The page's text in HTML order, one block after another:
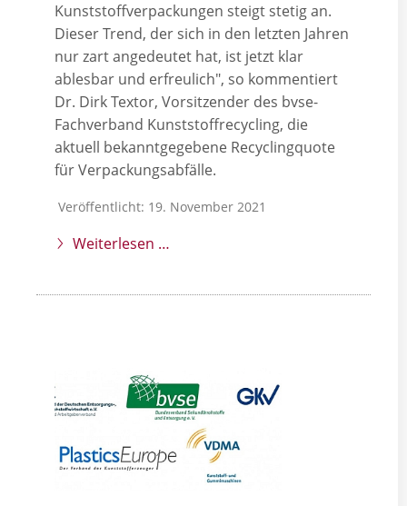
Kunststoffverpackungen steigt stetig an.
Dieser Trend, der sich in den letzten Jahren
nur zart angedeutet hat, ist jetzt klar
ablesbar und erfreulich", so kommentiert
Dr. Dirk Textor, Vorsitzender des bvse-
Fachverband Kunststoffrecycling, die
aktuell bekanntgegebene Recyclingquote
für Verpackungsabfälle.
Veröffentlicht: 19. November 2021
Weiterlesen …